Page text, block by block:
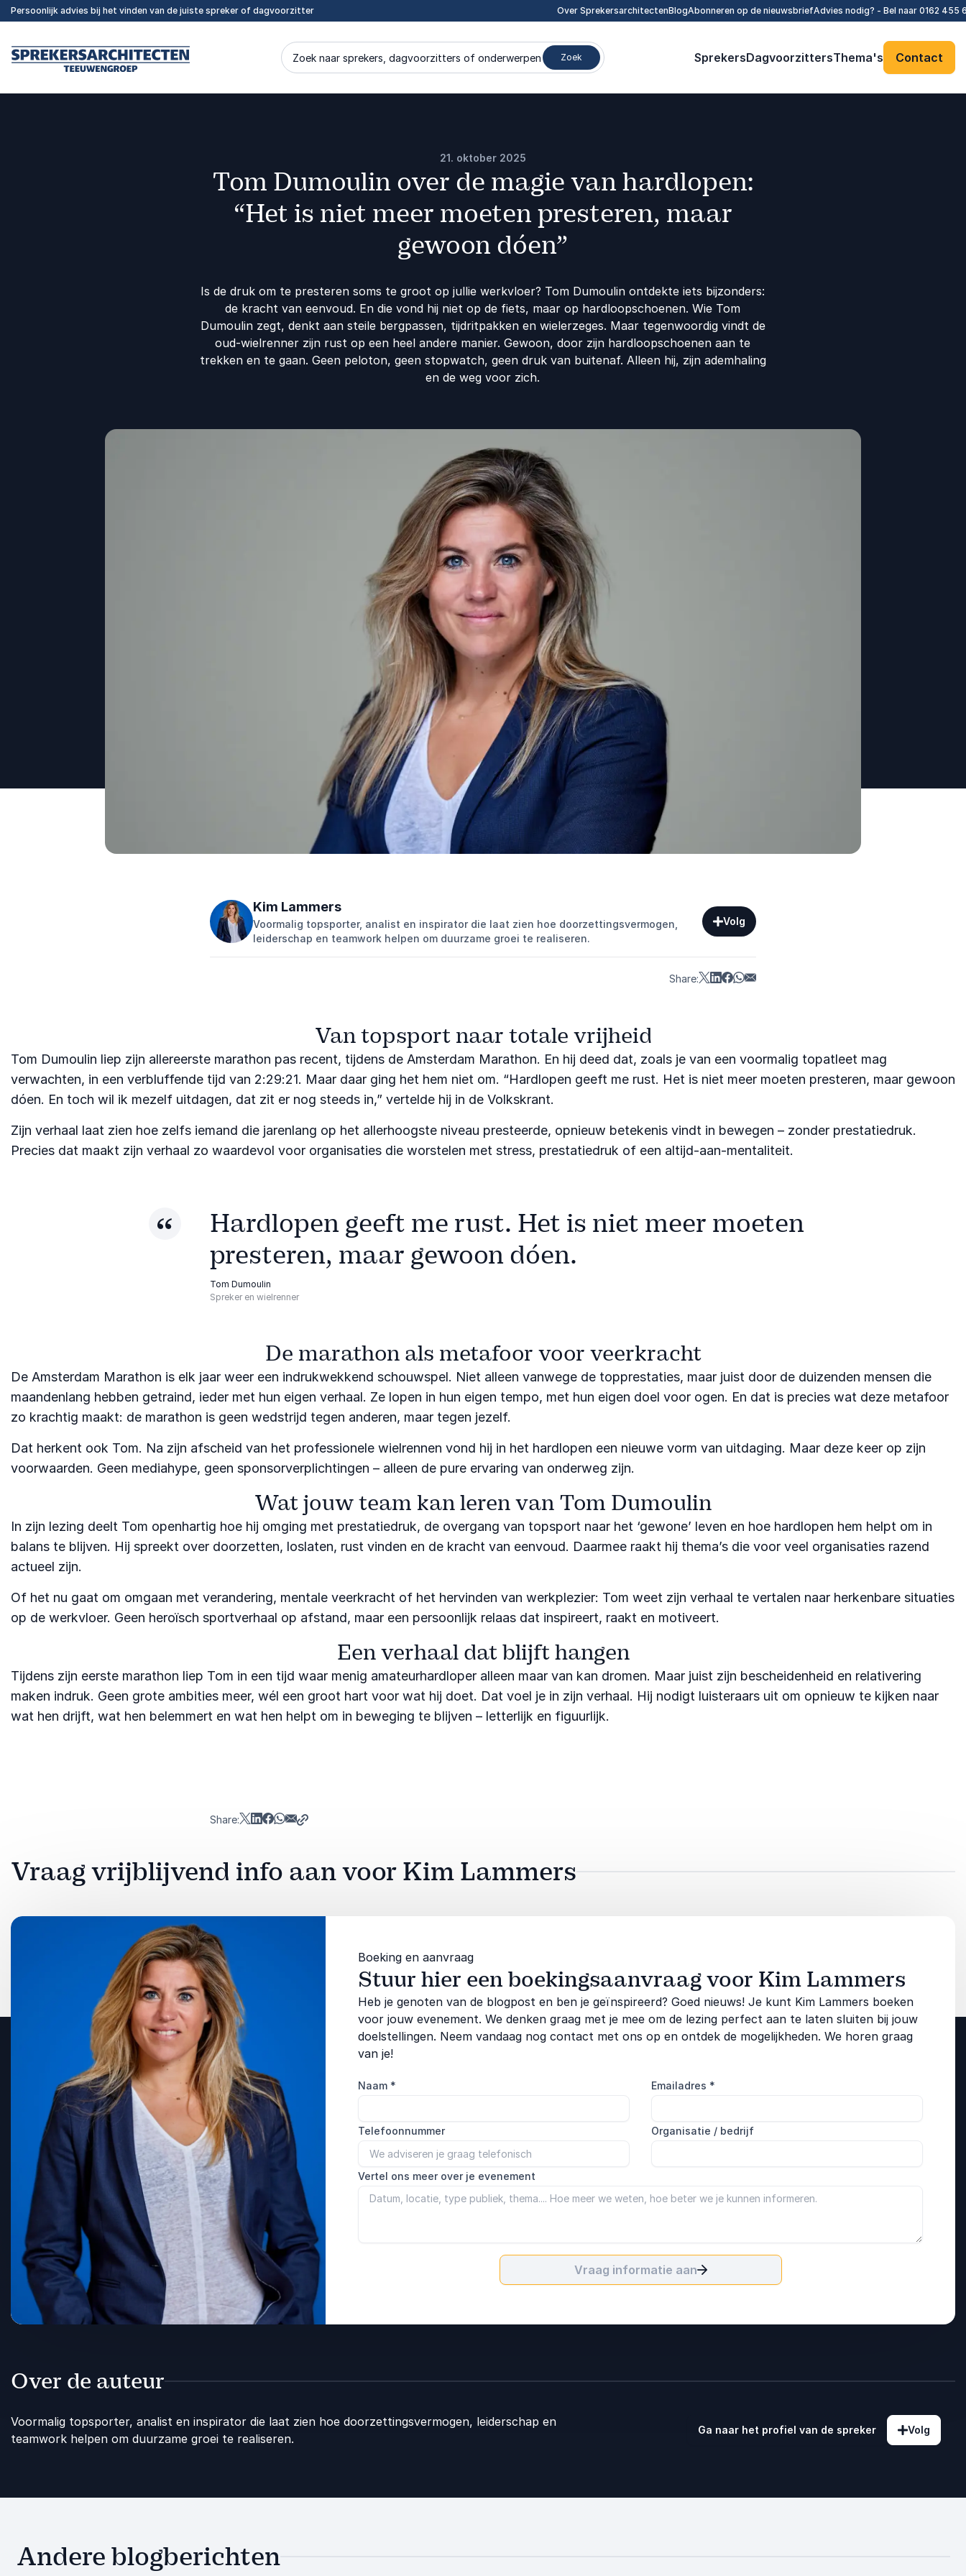
Persoonlijk advies bij het vinden van de juiste spreker of dagvoorzitter Over SprekersarchitectenBlogAbonneren op de nieuwsbriefAdvies nodig? - Bel naar 0162 455
Zoek naar sprekers, dagvoorzitters of onderwerpen Zoek SprekersDagvoorzittersThema's Contact
21. oktober 2025
Tom Dumoulin over de magie van hardlopen:
“Het is niet meer moeten presteren, maar
gewoon dóen”
Is de druk om te presteren soms te groot op jullie werkvloer? Tom Dumoulin ontdekte iets bijzonders:
de kracht van eenvoud. En die vond hij niet op de fiets, maar op hardloopschoenen. Wie Tom
Dumoulin zegt, denkt aan steile bergpassen, tijdritpakken en wielerzeges. Maar tegenwoordig vindt de
oud-wielrenner zijn rust op een heel andere manier. Gewoon, door zijn hardloopschoenen aan te
trekken en te gaan. Geen peloton, geen stopwatch, geen druk van buitenaf. Alleen hij, zijn ademhaling
en de weg voor zich.
Kim Lammers
Voormalig topsporter, analist en inspirator die laat zien hoe doorzettingsvermogen,
leiderschap en teamwork helpen om duurzame groei te realiseren.
Volg
Share:
Van topsport naar totale vrijheid
Tom Dumoulin liep zijn allereerste marathon pas recent, tijdens de Amsterdam Marathon. En hij deed dat, zoals je van een voormalig topatleet mag
verwachten, in een verbluffende tijd van 2:29:21. Maar daar ging het hem niet om. “Hardlopen geeft me rust. Het is niet meer moeten presteren, maar gewoon
dóen. En toch wil ik mezelf uitdagen, dat zit er nog steeds in,” vertelde hij in de Volkskrant.
Zijn verhaal laat zien hoe zelfs iemand die jarenlang op het allerhoogste niveau presteerde, opnieuw betekenis vindt in bewegen – zonder prestatiedruk.
Precies dat maakt zijn verhaal zo waardevol voor organisaties die worstelen met stress, prestatiedruk of een altijd-aan-mentaliteit.
Hardlopen geeft me rust. Het is niet meer moeten
presteren, maar gewoon dóen.
Tom Dumoulin
Spreker en wielrenner
De marathon als metafoor voor veerkracht
De Amsterdam Marathon is elk jaar weer een indrukwekkend schouwspel. Niet alleen vanwege de topprestaties, maar juist door de duizenden mensen die
maandenlang hebben getraind, ieder met hun eigen verhaal. Ze lopen in hun eigen tempo, met hun eigen doel voor ogen. En dat is precies wat deze metafoor
zo krachtig maakt: de marathon is geen wedstrijd tegen anderen, maar tegen jezelf.
Dat herkent ook Tom. Na zijn afscheid van het professionele wielrennen vond hij in het hardlopen een nieuwe vorm van uitdaging. Maar deze keer op zijn
voorwaarden. Geen mediahype, geen sponsorverplichtingen – alleen de pure ervaring van onderweg zijn.
Wat jouw team kan leren van Tom Dumoulin
In zijn lezing deelt Tom openhartig hoe hij omging met prestatiedruk, de overgang van topsport naar het ‘gewone’ leven en hoe hardlopen hem helpt om in
balans te blijven. Hij spreekt over doorzetten, loslaten, rust vinden en de kracht van eenvoud. Daarmee raakt hij thema’s die voor veel organisaties razend
actueel zijn.
Of het nu gaat om omgaan met verandering, mentale veerkracht of het hervinden van werkplezier: Tom weet zijn verhaal te vertalen naar herkenbare situaties
op de werkvloer. Geen heroïsch sportverhaal op afstand, maar een persoonlijk relaas dat inspireert, raakt en motiveert.
Een verhaal dat blijft hangen
Tijdens zijn eerste marathon liep Tom in een tijd waar menig amateurhardloper alleen maar van kan dromen. Maar juist zijn bescheidenheid en relativering
maken indruk. Geen grote ambities meer, wél een groot hart voor wat hij doet. Dat voel je in zijn verhaal. Hij nodigt luisteraars uit om opnieuw te kijken naar
wat hen drijft, wat hen belemmert en wat hen helpt om in beweging te blijven – letterlijk en figuurlijk.
Share:
Vraag vrijblijvend info aan voor Kim Lammers
Boeking en aanvraag
Stuur hier een boekingsaanvraag voor Kim Lammers
Heb je genoten van de blogpost en ben je geïnspireerd? Goed nieuws! Je kunt Kim Lammers boeken
voor jouw evenement. We denken graag met je mee om de lezing perfect aan te laten sluiten bij jouw
doelstellingen. Neem vandaag nog contact met ons op en ontdek de mogelijkheden. We horen graag
van je!
Naam *
Telefoonnummer
Emailadres *
Organisatie / bedrijf
Vertel ons meer over je evenement
Vraag informatie aan
Over de auteur
Voormalig topsporter, analist en inspirator die laat zien hoe doorzettingsvermogen, leiderschap en
teamwork helpen om duurzame groei te realiseren.
Ga naar het profiel van de spreker Volg
Andere blogberichten